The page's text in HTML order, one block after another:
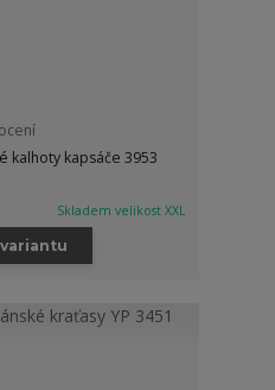
kalhoty kapsáče 3953
Skladem velikost XXL